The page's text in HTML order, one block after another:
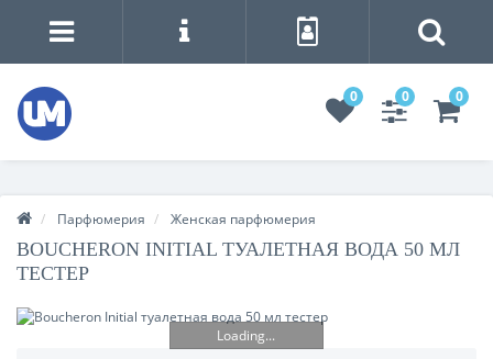
0 0 0
Парфюмерия Женская парфюмерия
BOUCHERON INITIAL ТУАЛЕТНАЯ ВОДА 50 МЛ
ТЕСТЕР
Loading...